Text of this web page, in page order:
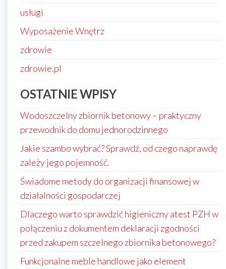
usługi
Wyposażenie Wnętrz
zdrowie
zdrowie.pl
OSTATNIE WPISY
Wodoszczelny zbiornik betonowy – praktyczny
przewodnik do domu jednorodzinnego
Jakie szambo wybrać? Sprawdź, od czego naprawdę
zależy jego pojemność.
Świadome metody do organizacji finansowej w
działalności gospodarczej
Dlaczego warto sprawdzić higieniczny atest PZH w
połączeniu z dokumentem deklaracji zgodności
przed zakupem szczelnego zbiornika betonowego?
Funkcjonalne meble handlowe jako element